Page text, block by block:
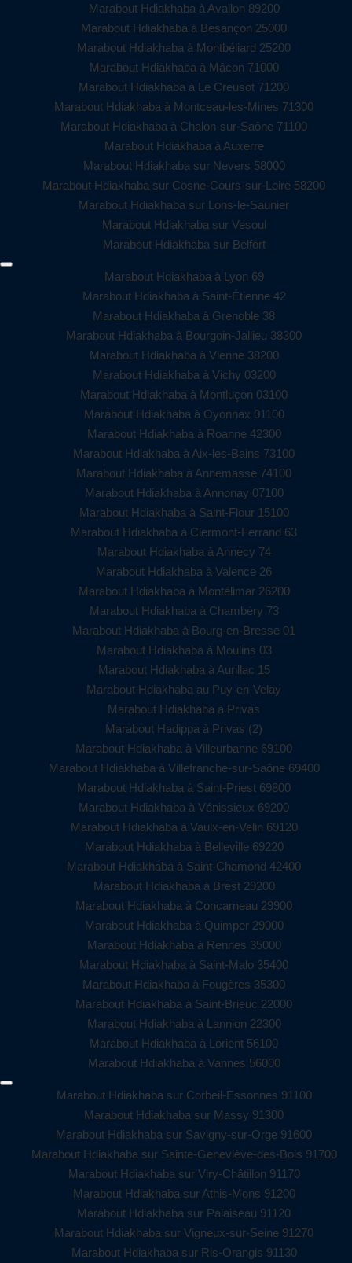
Marabout Hdiakhaba à Avallon 89200
Marabout Hdiakhaba à Besançon 25000
Marabout Hdiakhaba à Montbéliard 25200
Marabout Hdiakhaba à Mâcon 71000
Marabout Hdiakhaba à Le Creusot 71200
Marabout Hdiakhaba à Montceau-les-Mines 71300
Marabout Hdiakhaba à Chalon-sur-Saône 71100
Marabout Hdiakhaba à Auxerre
Marabout Hdiakhaba sur Nevers 58000
Marabout Hdiakhaba sur Cosne-Cours-sur-Loire 58200
Marabout Hdiakhaba sur Lons-le-Saunier
Marabout Hdiakhaba sur Vesoul
Marabout Hdiakhaba sur Belfort
Marabout Hdiakhaba à Lyon 69
Marabout Hdiakhaba à Saint-Étienne 42
Marabout Hdiakhaba à Grenoble 38
Marabout Hdiakhaba à Bourgoin-Jallieu 38300
Marabout Hdiakhaba à Vienne 38200
Marabout Hdiakhaba à Vichy 03200
Marabout Hdiakhaba à Montluçon 03100
Marabout Hdiakhaba à Oyonnax 01100
Marabout Hdiakhaba à Roanne 42300
Marabout Hdiakhaba à Aix-les-Bains 73100
Marabout Hdiakhaba à Annemasse 74100
Marabout Hdiakhaba à Annonay 07100
Marabout Hdiakhaba à Saint-Flour 15100
Marabout Hdiakhaba à Clermont-Ferrand 63
Marabout Hdiakhaba à Annecy 74
Marabout Hdiakhaba à Valence 26
Marabout Hdiakhaba à Montélimar 26200
Marabout Hdiakhaba à Chambéry 73
Marabout Hdiakhaba à Bourg-en-Bresse 01
Marabout Hdiakhaba à Moulins 03
Marabout Hdiakhaba à Aurillac 15
Marabout Hdiakhaba au Puy-en-Velay
Marabout Hdiakhaba à Privas
Marabout Hadippa à Privas (2)
Marabout Hdiakhaba à Villeurbanne 69100
Marabout Hdiakhaba à Villefranche-sur-Saône 69400
Marabout Hdiakhaba à Saint-Priest 69800
Marabout Hdiakhaba à Vénissieux 69200
Marabout Hdiakhaba à Vaulx-en-Velin 69120
Marabout Hdiakhaba à Belleville 69220
Marabout Hdiakhaba à Saint-Chamond 42400
Marabout Hdiakhaba à Brest 29200
Marabout Hdiakhaba à Concarneau 29900
Marabout Hdiakhaba à Quimper 29000
Marabout Hdiakhaba à Rennes 35000
Marabout Hdiakhaba à Saint-Malo 35400
Marabout Hdiakhaba à Fougères 35300
Marabout Hdiakhaba à Saint-Brieuc 22000
Marabout Hdiakhaba à Lannion 22300
Marabout Hdiakhaba à Lorient 56100
Marabout Hdiakhaba à Vannes 56000
Marabout Hdiakhaba sur Corbeil-Essonnes 91100
Marabout Hdiakhaba sur Massy 91300
Marabout Hdiakhaba sur Savigny-sur-Orge 91600
Marabout Hdiakhaba sur Sainte-Geneviève-des-Bois 91700
Marabout Hdiakhaba sur Viry-Châtillon 91170
Marabout Hdiakhaba sur Athis-Mons 91200
Marabout Hdiakhaba sur Palaiseau 91120
Marabout Hdiakhaba sur Vigneux-sur-Seine 91270
Marabout Hdiakhaba sur Ris-Orangis 91130